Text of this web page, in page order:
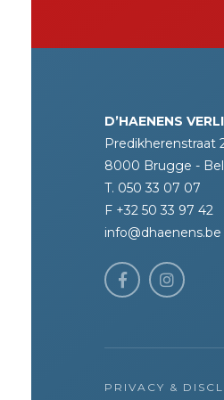
D’HAENENS
Predikherenstraat
8000 Brugge -
T. 050 33 07 07
F +32 50 33 97 42
info@dhaenens.be
PRIVACY &